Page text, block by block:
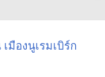
มืองนูเรมเบิร์ก